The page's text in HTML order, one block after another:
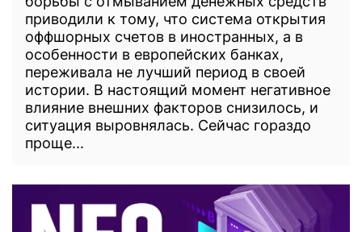
приводили к тому, что система открытия
оффшорных счетов в иностранных, а в
особенности в европейских банках,
переживала не лучший период в своей
истории. В настоящий момент негативное
влияние внешних факторов снизилось, и
ситуация выровнялась. Сейчас гораздо
проще...